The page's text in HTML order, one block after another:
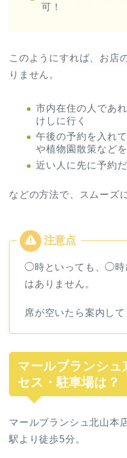
可！
このようにすれば、お店
りません。
市内在住の人であ
けしに行く
午後の予約を入れ
や植物園散策など
近い人に先に予約
などの方法で、スムーズ
◯時といっても、◯時
はありません。
席が空いたら案内して
マールブランシュ
セス・駐車場は？
マールブランシュ北山本
駅より徒歩5分。